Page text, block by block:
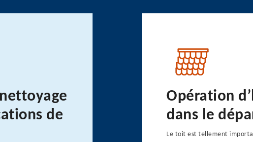
de
Opération
dans le
Le toit est tellement